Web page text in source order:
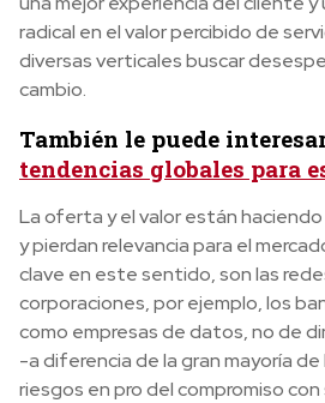
radical en el valor percibido de
diversas verticales buscar
cambio.
También le puede
tendencias globales para
La oferta y el valor están
y pierdan relevancia para el
clave en este sentido, son las
corporaciones, por ejemplo, los
como empresas de datos, no de
-a diferencia de la gran mayoría
riesgos en pro del compromiso